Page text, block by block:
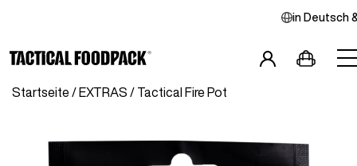
in Deutsch
Startseite / EXTRAS / Tactical Fire Pot